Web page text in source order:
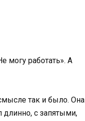
могу работать». А
так и было. Она
длинно, с запятыми,